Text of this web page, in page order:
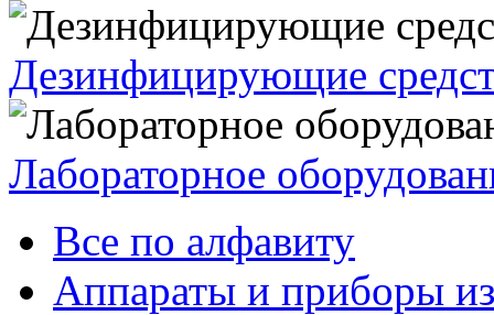
Дезинфицирующие
Лабораторное
Все по алфавиту
Аппараты и приборы из